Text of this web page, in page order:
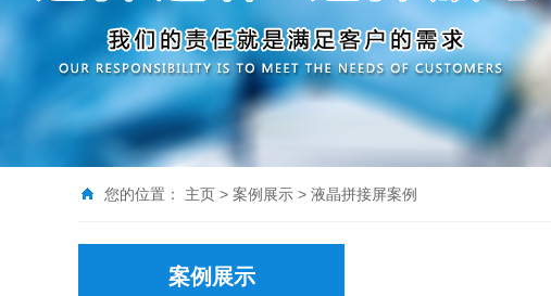
您的位置： 主页 > 案例展示 > 液晶拼接屏案例
案例展示